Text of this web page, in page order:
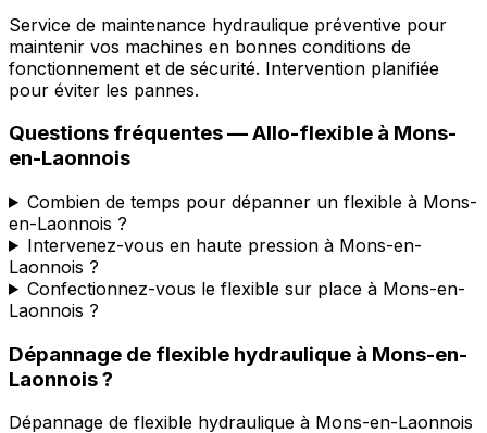
Service de maintenance hydraulique préventive pour
maintenir vos machines en bonnes conditions de
fonctionnement et de sécurité. Intervention planifiée
pour éviter les pannes.
Questions fréquentes —Allo-flexible à Mons-
en-Laonnois
Combien de temps pour dépanner un flexible à Mons-
en-Laonnois ?
Intervenez-vous en haute pression à Mons-en-
Laonnois ?
Confectionnez-vous le flexible sur place à Mons-en-
Laonnois ?
Dépannage de flexible hydraulique à Mons-en-
Laonnois?
Dépannage de flexible hydraulique à Mons-en-Laonnois